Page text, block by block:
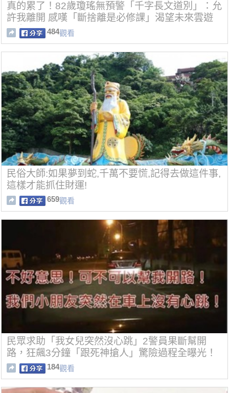
真的累了！82歲瓊瑤無預警「千字長文道別」：允
許我離開 感嘆「斷捨離是必修課」渴望未來雲遊
四海
484觀看
民俗大師:如果夢到蛇,千萬不要慌,記得去做這件事,
這樣才能抓住財運!
659觀看
民眾求助「我女兒突然沒心跳」2警員果斷幫開
路，狂飆3分鐘「跟死神搶人」驚險過程全曝光！
184觀看